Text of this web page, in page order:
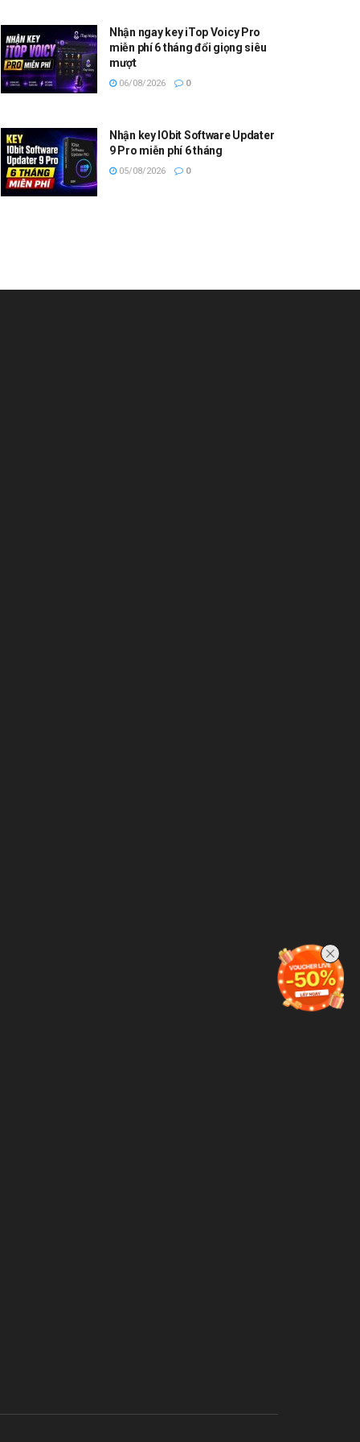
Nhận ngay key iTop Voicy Pro
miễn phí 6 tháng đổi giọng siêu
mượt
06/08/2026 0
Nhận key IObit Software Updater
9 Pro miễn phí 6 tháng
05/08/2026 0